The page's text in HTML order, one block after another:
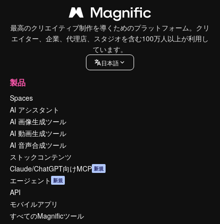
最高のクリエイティブ制作を導くためのプラットフォーム。クリ
エイター、企業、代理店、スタジオを含む100万人以上が利用し
ています。
日本語
製品
Spaces
AI アシスタント
AI 画像生成ツール
AI 動画生成ツール
AI 音声合成ツール
ストックコンテンツ
Claude/ChatGPT向けMCP 新規
エージェント 新規
API
モバイルアプリ
すべてのMagnificツール